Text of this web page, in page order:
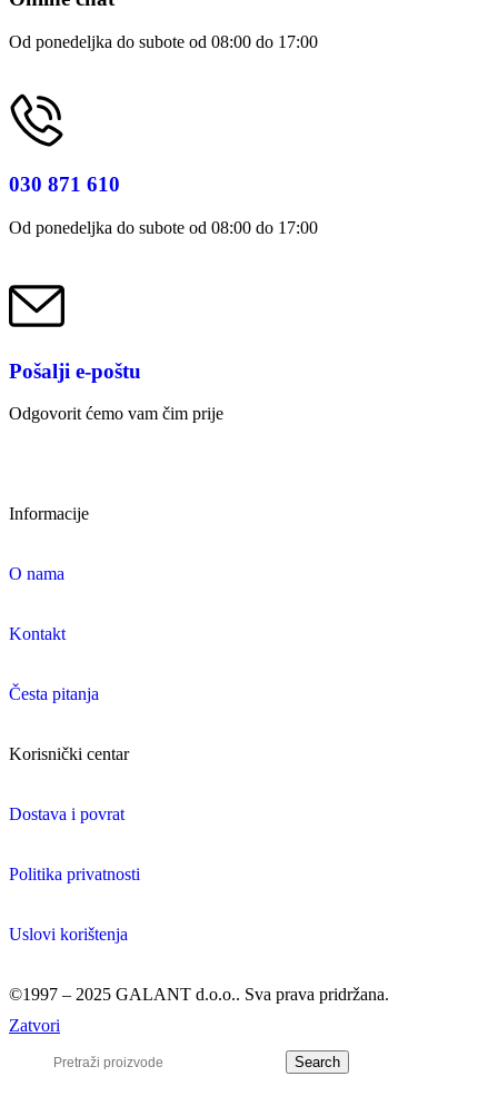
Od ponedeljka do subote od 08:00 do 17:00
030 871 610
Od ponedeljka do subote od 08:00 do 17:00
Pošalji e-poštu
Odgovorit ćemo vam čim prije
Informacije
O nama
Kontakt
Česta pitanja
Korisnički centar
Dostava i povrat
Politika privatnosti
Uslovi korištenja
©1997 – 2025 GALANT d.o.o.. Sva prava pridržana.
Zatvori
Search